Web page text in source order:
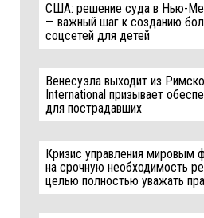
США: решение суда в Нью-
— важный шаг к созданию
соцсетей для детей
Венесуэла выходит из
International призывает
для пострадавших
Кризис управления мировым
на срочную необходимость
целью полностью уважать